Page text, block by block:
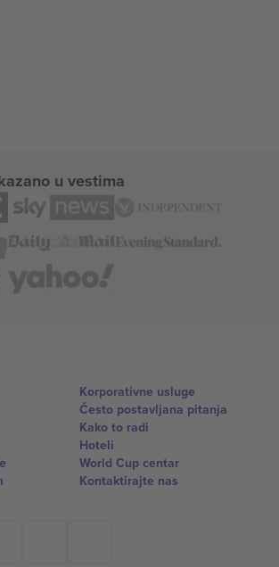
u vestima
Korporativne usluge
Često postavljana pitanja
Kako to radi
Hoteli
World Cup centar
Kontaktirajte nas